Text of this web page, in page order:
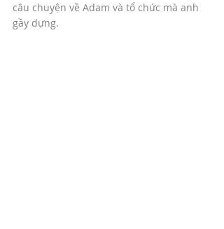
câu chuyện về Adam và tổ chức mà anh
gầy dựng.